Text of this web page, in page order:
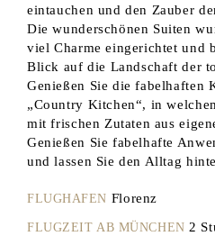
eintauchen und den Zauber
Die wunderschönen Suiten
viel Charme eingerichtet und
Blick auf die Landschaft der
Genießen Sie die fabelhaften
„Country Kitchen“, in
mit frischen Zutaten aus
Genießen Sie fabelhafte
und lassen Sie den Alltag
FLUGHAFEN Florenz
FLUGZEIT AB MÜNCHEN 2